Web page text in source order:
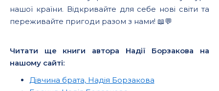
нашої країни. Відкривайте для себе нові світи та
переживайте пригоди разом з нами! 📖💬
Читати ще книги автора Надії Борзакова на
нашому сайті:
Дівчина брата, Надія Борзакова